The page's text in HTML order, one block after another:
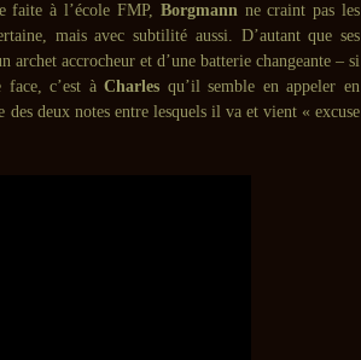
faite à l’école FMP, Borgmannne craint pas les
mais avec subtilité aussi. D’autant que ses
archet accrocheur et d’une batterie changeante – si
face, c’est àCharles qu’il semble en appeler en
deux notes entre lesquels il va et vient « excuse